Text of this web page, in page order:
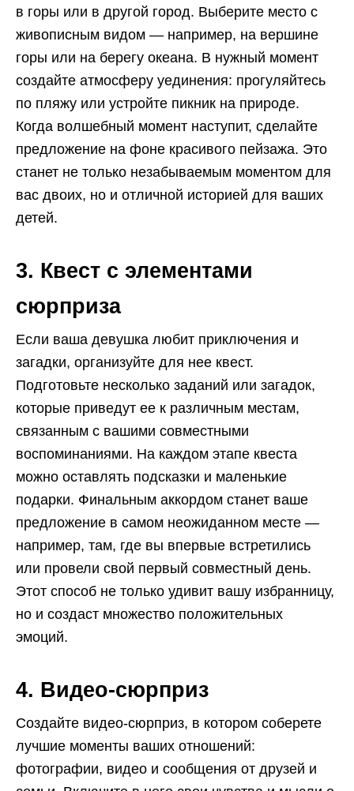
в горы или в другой город. Выберите место с
живописным видом — например, на вершине
горы или на берегу океана. В нужный момент
создайте атмосферу уединения: прогуляйтесь
по пляжу или устройте пикник на природе.
Когда волшебный момент наступит, сделайте
предложение на фоне красивого пейзажа. Это
станет не только незабываемым моментом для
вас двоих, но и отличной историей для ваших
детей.
3. Квест с элементами
сюрприза
Если ваша девушка любит приключения и
загадки, организуйте для нее квест.
Подготовьте несколько заданий или загадок,
которые приведут ее к различным местам,
связанным с вашими совместными
воспоминаниями. На каждом этапе квеста
можно оставлять подсказки и маленькие
подарки. Финальным аккордом станет ваше
предложение в самом неожиданном месте —
например, там, где вы впервые встретились
или провели свой первый совместный день.
Этот способ не только удивит вашу избранницу,
но и создаст множество положительных
эмоций.
4. Видео-сюрприз
Создайте видео-сюрприз, в котором соберете
лучшие моменты ваших отношений:
фотографии, видео и сообщения от друзей и